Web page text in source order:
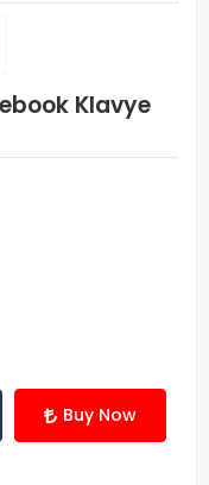
Klavye
Buy Now